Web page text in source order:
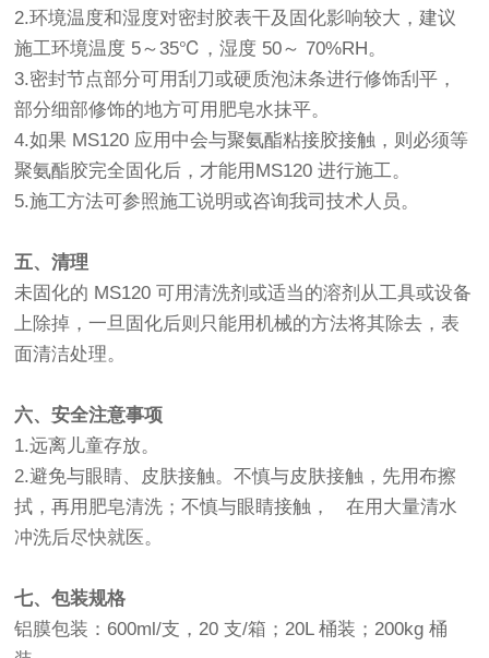
2.环境温度和湿度对密封胶表干及固化影响较大，建议
施工环境温度 5～35℃，湿度 50～ 70%RH。
3.密封节点部分可用刮刀或硬质泡沫条进行修饰刮平，
部分细部修饰的地方可用肥皂水抹平。
4.如果 MS120 应用中会与聚氨酯粘接胶接触，则必须等
聚氨酯胶完全固化后，才能用MS120 进行施工。
5.施工方法可参照施工说明或咨询我司技术人员。
五、清理
未固化的 MS120 可用清洗剂或适当的溶剂从工具或设备
上除掉，一旦固化后则只能用机械的方法将其除去，表
面清洁处理。
六、安全注意事项
1.远离儿童存放。
2.避免与眼睛、皮肤接触。不慎与皮肤接触，先用布擦
拭，再用肥皂清洗；不慎与眼睛接触， 在用大量清水
冲洗后尽快就医。
七、包装规格
铝膜包装：600ml/支，20 支/箱；20L 桶装；200kg 桶